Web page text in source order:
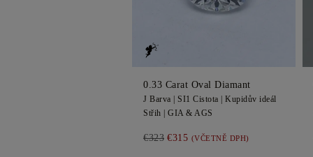
0.33 Carat Oval Diamant
J Barva | SI1 Cistota | Kupidův ideál
Střih | GIA & AGS
€323 €315 (VČETNĚ DPH)